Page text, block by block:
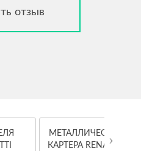
отзыв
МЕТАЛЛИЧЕСКАЯ
КАРТЕРА RENAULT
›